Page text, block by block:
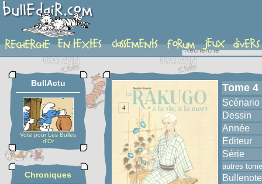
album
BullActu
Vote pour Les Bulles
d'Or
Chroniques
Tome 4
Scénario
Dessin
Année
Editeur
Série
autres
Bullenote